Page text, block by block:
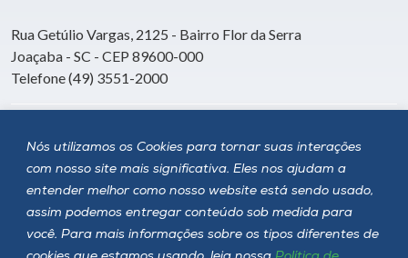
Nós utilizamos os Cookies para tornar suas interações
com nosso site mais significativa. Eles nos ajudam a
entender melhor como nosso website está sendo usado,
assim podemos entregar conteúdo sob medida para
você. Para mais informações sobre os tipos diferentes de
Rua Getúlio Vargas, 2125 - Bairro Flor da Serra
Joaçaba - SC - CEP 89600-000
Telefone (49) 3551-2000
Siga a Unoesc